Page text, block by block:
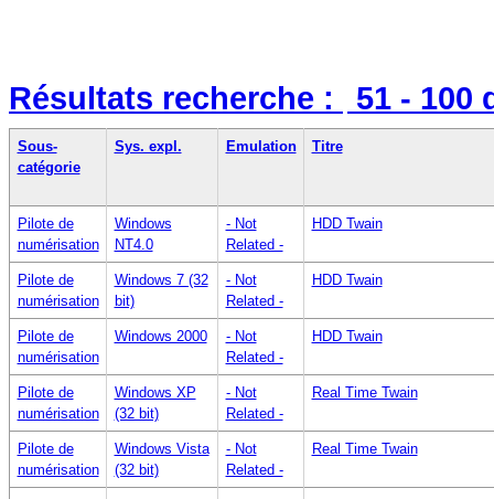
Résultats recherche : 51 - 100
Sous-
catégorie
Sys. expl. Emulation Titre
Pilote de
numérisation
Windows
NT4.0
- Not
Related -
HDD Twain
Pilote de
numérisation
Windows 7 (32
bit)
- Not
Related -
HDD Twain
Pilote de
numérisation
Windows 2000
- Not
Related -
HDD Twain
Pilote de
numérisation
Windows XP
(32 bit)
- Not
Related -
Real Time Twain
Pilote de
numérisation
Windows Vista
(32 bit)
- Not
Related -
Real Time Twain